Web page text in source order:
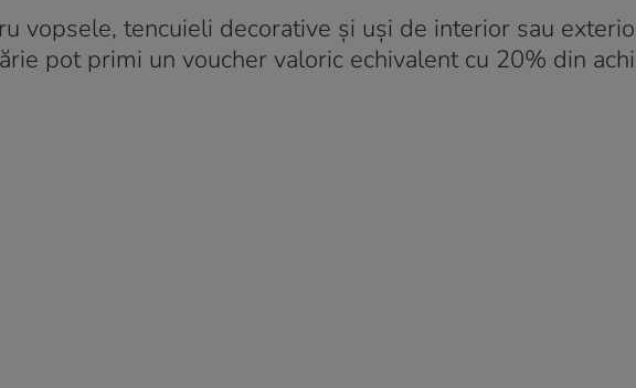
vopsele, tencuieli decorative și uși de interior sau
pot primi un voucher valoric echivalent cu 20% din